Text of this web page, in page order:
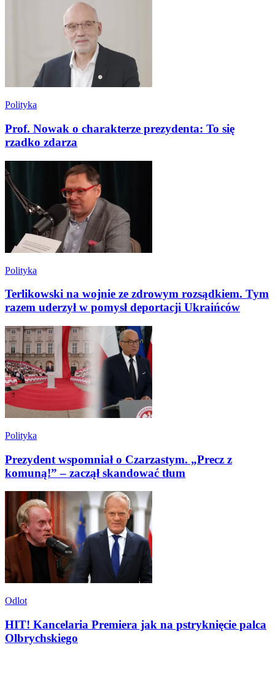
Polityka
Prof. Nowak o charakterze prezydenta: To się
rzadko zdarza
Polityka
Terlikowski na wojnie ze zdrowym rozsądkiem. Tym
razem uderzył w pomysł deportacji Ukraińców
Polityka
Prezydent wspomniał o Czarzastym. „Precz z
komuną!” – zaczął skandować tłum
Odlot
HIT! Kancelaria Premiera jak na pstryknięcie palca
Olbrychskiego